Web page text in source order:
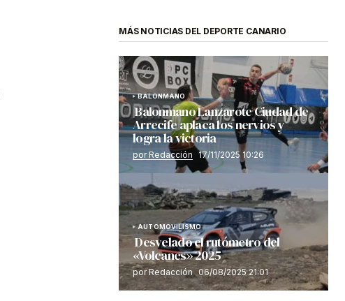
MÁS NOTICIAS DEL DEPORTE CANARIO
BALONMANO
Balonmano Lanzarote Ciudad de
Arrecife aplaca los nervios y
logra la victoria
por Redacción 17/11/2025 10:26
AUTOMOVILISMO
Desvelado el rutómetro del
«Volcanes» 2025
por Redacción 06/08/2025 21:01